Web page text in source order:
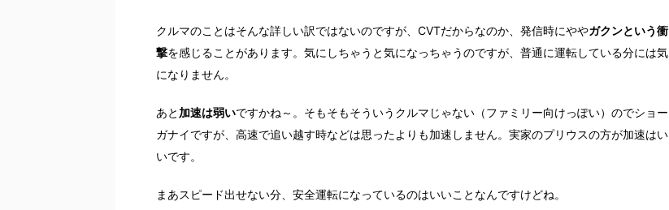
クルマのことはそんな詳しい訳ではないのですが、CVTだからなのか、発信時にややガクンという衝
撃を感じることがあります。気にしちゃうと気になっちゃうのですが、普通に運転している分には気
になりません。
あと 加速は弱いですかね～。そもそもそういうクルマじゃない（ファミリー向けっぽい）のでショー
ガナイですが、高速で追い越す時などは思ったよりも加速しません。実家のプリウスの方が加速はい
いです。
まあスピード出せない分、安全運転になっているのはいいことなんですけどね。